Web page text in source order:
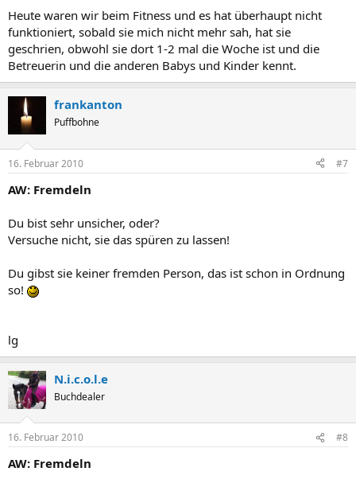
Heute waren wir beim Fitness und es hat überhaupt nicht
funktioniert, sobald sie mich nicht mehr sah, hat sie
geschrien, obwohl sie dort 1-2 mal die Woche ist und die
Betreuerin und die anderen Babys und Kinder kennt.
frankanton
Puffbohne
16. Februar 2010 #7
AW: Fremdeln
Du bist sehr unsicher, oder?
Versuche nicht, sie das spüren zu lassen!
Du gibst sie keiner fremden Person, das ist schon in Ordnung
so!
lg
N.i.c.o.l.e
Buchdealer
16. Februar 2010 #8
AW: Fremdeln